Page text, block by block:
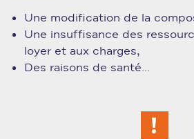
Une modification de la
Une insuffisance des
loyer et aux charges,
Des raisons de santé...